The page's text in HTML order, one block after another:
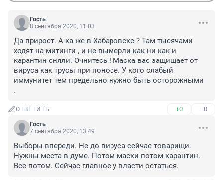
Гость
8 сентября 2020, 11:03
Да прирост. А ка же в Хабаровске ? Там тысячами
ходят на митинги , и не вымерли как ни как и
карантин сняли. Очнитесь ! Маска вас защищает от
вируса как трусы при поносе. У кого слабый
иммунитет тем предельно нужно быть осторожными
.
ОТВЕТИТЬ +0 –0
Гость
7 сентября 2020, 13:49
Выборы впереди. Не до вируса сейчас товарищи.
Нужны места в думе. Потом маски потом карантин.
Все потом. Сейчас главное у власти остаться.